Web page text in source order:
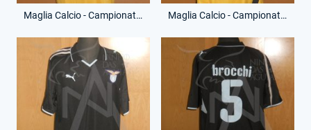
Maglia Calcio - Campionato Serie A - Cristian Daniel Ledesma - 24 - (Fronte) Maglia Calcio - Campionato Serie A - Cristian Daniel Ledesma - 24 - (Retro)